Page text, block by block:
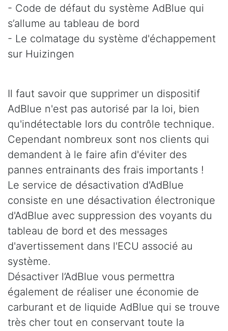
- Code de défaut du système AdBlue qui
s’allume au tableau de bord
- Le colmatage du système d'échappement
sur Huizingen
Il faut savoir que supprimer un dispositif
AdBlue n'est pas autorisé par la loi, bien
qu'indétectable lors du contrôle technique.
Cependant nombreux sont nos clients qui
demandent à le faire afin d'éviter des
pannes entrainants des frais importants !
Le service de désactivation d'AdBlue
consiste en une désactivation électronique
d'AdBlue avec suppression des voyants du
tableau de bord et des messages
d'avertissement dans l'ECU associé au
système.
Désactiver l’AdBlue vous permettra
également de réaliser une économie de
carburant et de liquide AdBlue qui se trouve
très cher tout en conservant toute la